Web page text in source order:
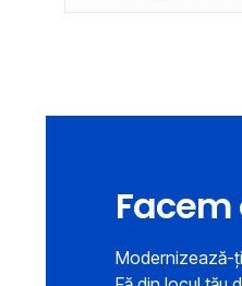
Modernizează-